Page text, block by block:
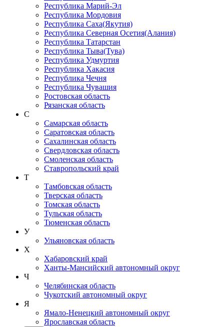
Республика Марий-Эл
Республика Мордовия
Республика Саха(Якутия)
Республика Северная Осетия(Алания)
Республика Татарстан
Республика Тыва(Тува)
Республика Удмуртия
Республика Хакасия
Республика Чечня
Республика Чувашия
Ростовская область
Рязанская область
С
Самарская область
Саратовская область
Сахалинская область
Свердловская область
Смоленская область
Ставропольский край
Т
Тамбовская область
Тверская область
Томская область
Тульская область
Тюменская область
У
Ульяновская область
Х
Хабаровский край
Ханты-Мансийский автономный округ
Ч
Челябинская область
Чукотский автономный округ
Я
Ямало-Ненецкий автономный округ
Ярославская область